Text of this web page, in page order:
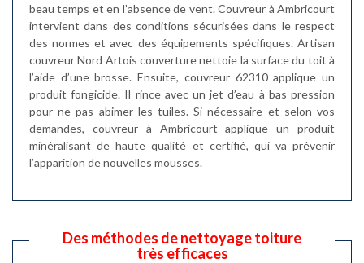
beau temps et en l’absence de vent. Couvreur à Ambricourt
intervient dans des conditions sécurisées dans le respect
des normes et avec des équipements spécifiques. Artisan
couvreur Nord Artois couverture nettoie la surface du toit à
l’aide d’une brosse. Ensuite, couvreur 62310 applique un
produit fongicide. Il rince avec un jet d’eau à bas pression
pour ne pas abimer les tuiles. Si nécessaire et selon vos
demandes, couvreur à Ambricourt applique un produit
minéralisant de haute qualité et certifié, qui va prévenir
l’apparition de nouvelles mousses.
Des méthodes de nettoyage toiture
très efficaces